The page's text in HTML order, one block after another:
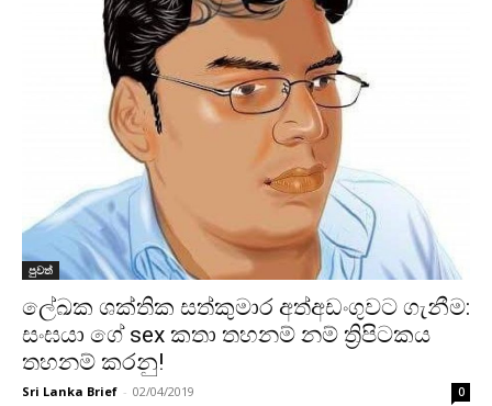
පුවත්
ලේඛක ශක්තික සත්කුමාර අත්අඩංගුවට ගැනීම:
සංඝයා ‌‌ගේ sex කතා තහනම් නම් ත්‍රිපිටකය
තහනම් කරනු!
Sri Lanka Brief - 02/04/2019 0